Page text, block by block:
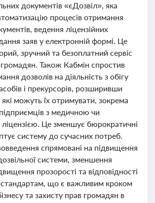
документів «єДозвіл», яка
процесів отримання
ведення ліцензійних
заяв у електронній формі. Це
зручний та безоплатний сервіс
громадян. Також Кабмін спростив
дозволів на діяльність з обігу
і прекурсорів, розширивши
які можуть їх отримувати, зокрема
з медичною чи
Це зменшує бюрократичні
систему до сучасних потреб.
спрямовані на підвищення
системи, зменшення
прозорості та відповідності
що є важливим кроком
та захисту прав громадян в